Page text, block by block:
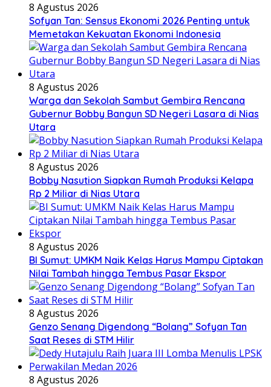
8 Agustus 2026
Sofyan Tan: Sensus Ekonomi 2026 Penting untuk
Memetakan Kekuatan Ekonomi Indonesia
8 Agustus 2026
Warga dan Sekolah Sambut Gembira Rencana
Gubernur Bobby Bangun SD Negeri Lasara di Nias
Utara
8 Agustus 2026
Bobby Nasution Siapkan Rumah Produksi Kelapa
Rp 2 Miliar di Nias Utara
8 Agustus 2026
BI Sumut: UMKM Naik Kelas Harus Mampu Ciptakan
Nilai Tambah hingga Tembus Pasar Ekspor
8 Agustus 2026
Genzo Senang Digendong “Bolang” Sofyan Tan
Saat Reses di STM Hilir
8 Agustus 2026